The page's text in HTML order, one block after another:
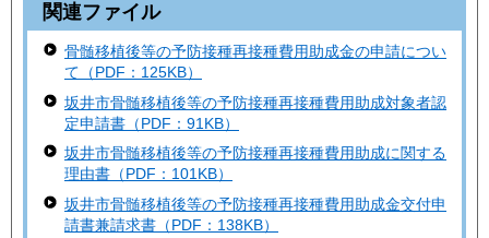
関連ファイル
骨髄移植後等の予防接種再接種費用助成金の申請につい
て（PDF：125KB）
坂井市骨髄移植後等の予防接種再接種費用助成対象者認
定申請書（PDF：91KB）
坂井市骨髄移植後等の予防接種再接種費用助成に関する
理由書（PDF：101KB）
坂井市骨髄移植後等の予防接種再接種費用助成金交付申
請書兼請求書（PDF：138KB）